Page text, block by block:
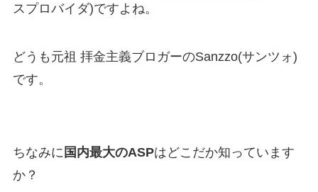
スプロバイダ)ですよね。
どうも元祖 拝金主義ブロガーのSanzzo(サンツォ)
です。
ちなみに 国内最大のASPはどこだか知っています
か？